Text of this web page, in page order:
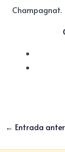
Champagnat.
← Entrada